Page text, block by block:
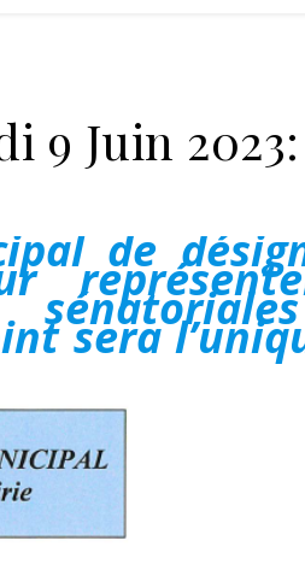
9 Juin 2023:
de
sera